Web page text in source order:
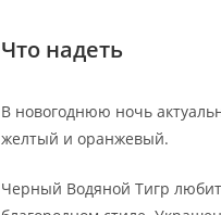
Что надеть
В новогоднюю ночь
желтый и оранжевый.
Черный Водяной Тигр